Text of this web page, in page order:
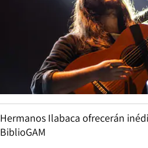
Hermanos Ilabaca ofrecerán
BiblioGAM